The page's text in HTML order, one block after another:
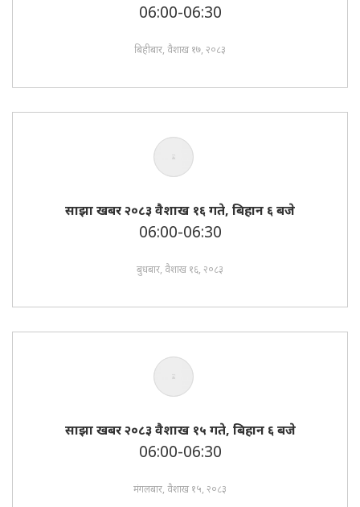
06:00-06:30
बिहीबार, वैशाख १७, २०८३
साझा खबर २०८३ वैशाख १६ गते, बिहान ६ बजे
06:00-06:30
बुधबार, वैशाख १६, २०८३
साझा खबर २०८३ वैशाख १५ गते, बिहान ६ बजे
06:00-06:30
मंगलबार, वैशाख १५, २०८३